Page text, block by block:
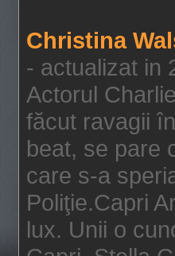
Christina
- actualizat in
Actorul
făcut ravagii
beat, se pare
care s-a
Poliţie.Capri
lux. Unii o